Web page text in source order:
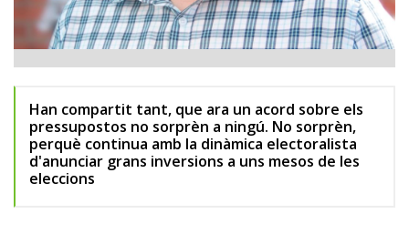
Han compartit tant, que ara un acord sobre els
pressupostos no sorprèn a ningú. No sorprèn,
perquè continua amb la dinàmica electoralista
d'anunciar grans inversions a uns mesos de les
eleccions